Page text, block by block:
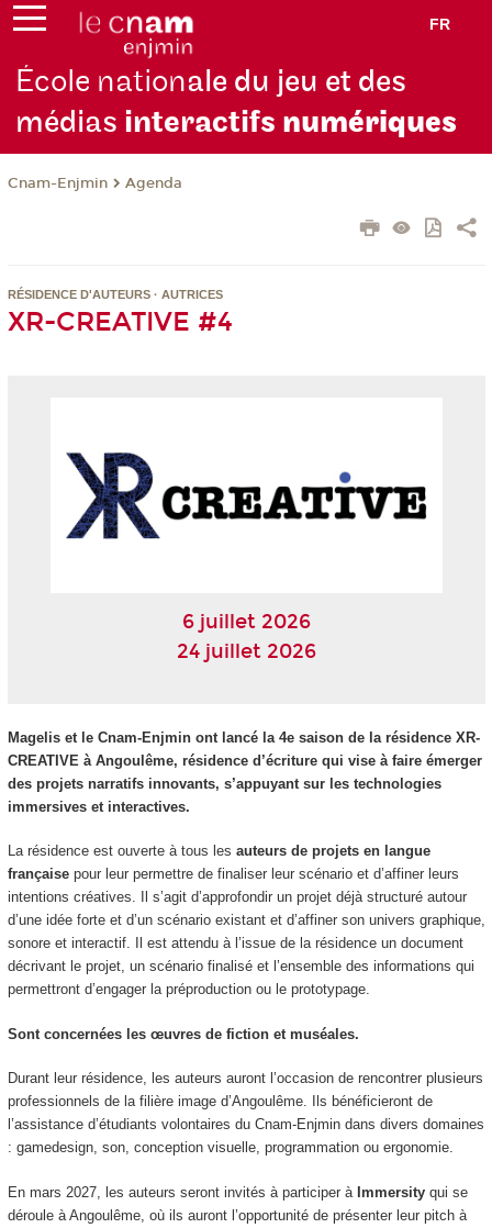
FR
École nationale du jeu et des
médias interactifs numériques
Cnam-Enjmin Agenda
RÉSIDENCE D'AUTEURS · AUTRICES
XR-CREATIVE #4
6 juillet 2026
24 juillet 2026
Magelis et le Cnam-Enjmin ont lancé la 4e saison de la résidence XR-
CREATIVE à Angoulême, résidence d’écriture qui vise à faire émerger
des projets narratifs innovants, s’appuyant sur les technologies
immersives et interactives.
La résidence est ouverte à tous les auteurs de projets en langue
française pour leur permettre de finaliser leur scénario et d’affiner leurs
intentions créatives. Il s’agit d’approfondir un projet déjà structuré autour
d’une idée forte et d’un scénario existant et d’affiner son univers graphique,
sonore et interactif. Il est attendu à l’issue de la résidence un document
décrivant le projet, un scénario finalisé et l’ensemble des informations qui
permettront d’engager la préproduction ou le prototypage.
Sont concernées les œuvres de fiction et muséales.
Durant leur résidence, les auteurs auront l’occasion de rencontrer plusieurs
professionnels de la filière image d’Angoulême. Ils bénéficieront de
l’assistance d’étudiants volontaires du Cnam-Enjmin dans divers domaines
: gamedesign, son, conception visuelle, programmation ou ergonomie.
En mars 2027, les auteurs seront invités à participer à Immersityqui se
déroule à Angoulême, où ils auront l’opportunité de présenter leur pitch à